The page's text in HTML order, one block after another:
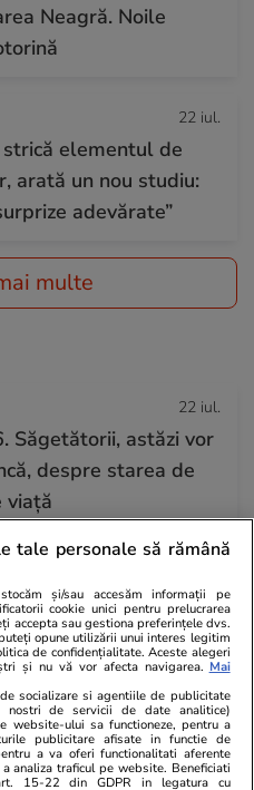
Neagră. Noile
22 iul.
elementul de
arată un nou studiu:
adevărate”
multe
22 iul.
Săgetătorii, astăzi vor
despre starea de
viață
arată că măsurile
dar suntem doar la
economiștii. „Dacă
lumina în trei
tale personale să rămână
stocăm și/sau accesăm informații pe
cookie unici pentru prelucrarea
accepta sau gestiona preferințele dvs.
opune utilizării unui interes legitim
de confidențialitate. Aceste alegeri
și nu vă vor afecta navigarea. Mai
socializare si agentiile de publicitate
nostri de servicii de date analitice)
website-ului sa functioneze, pentru a
publicitare afisate in functie de
a va oferi functionalitati aferente
analiza traficul pe website. Beneficiati
15-22 din GDPR in legatura cu